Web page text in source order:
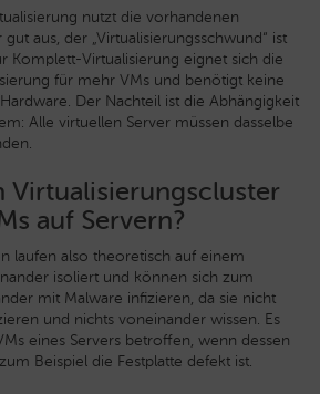
nutzt die vorhandenen
aus, der „Virtualisierungsschwund“ ist
Komplett-Virtualisierung eignet sich die
für mehr VMs und benötigt keine
Der Nachteil ist die Abhängigkeit
Alle virtuellen Server müssen dasselbe
Virtualisierungscluster
auf Servern?
laufen also theoretisch auf einem
isoliert und können sich zum
mit Malware infizieren, da sie nicht
und nichts voneinander wissen. Es
eines Servers betroffen, wenn dessen
Beispiel die Festplatte defekt ist.